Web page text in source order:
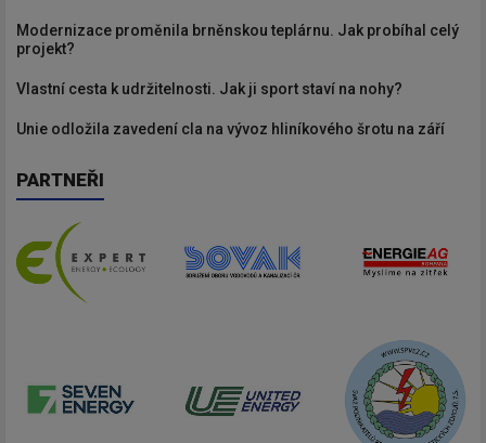
Modernizace proměnila brněnskou teplárnu. Jak probíhal celý
projekt?
Vlastní cesta k udržitelnosti. Jak ji sport staví na nohy?
Unie odložila zavedení cla na vývoz hliníkového šrotu na září
PARTNEŘI